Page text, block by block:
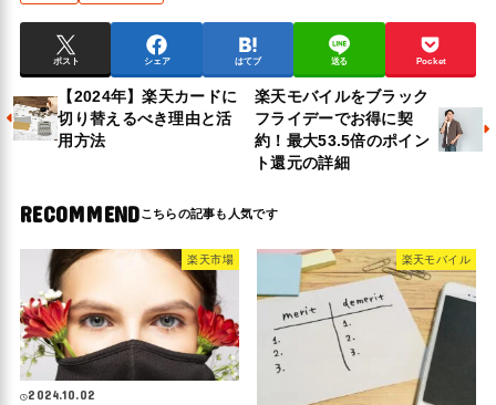
ポスト シェア はてブ 送る Pocket
【2024年】楽天カードに
切り替えるべき理由と活
用方法
楽天モバイルをブラック
フライデーでお得に契
約！最大53.5倍のポイン
ト還元の詳細
RECOMMEND
楽天市場
2024.10.02
楽天モバイル